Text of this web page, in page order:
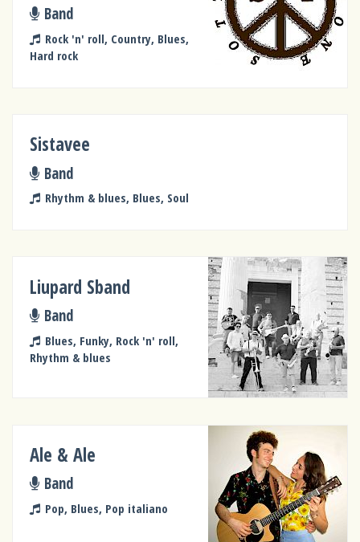
Band
Rock 'n' roll, Country, Blues,
Hard rock
Sistavee
Band
Rhythm & blues, Blues, Soul
Liupard Sband
Band
Blues, Funky, Rock 'n' roll,
Rhythm & blues
Ale & Ale
Band
Pop, Blues, Pop italiano